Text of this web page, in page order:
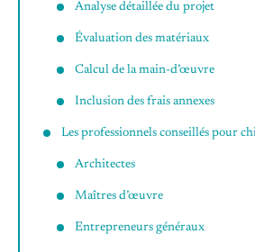
Analyse détaillée du projet
Évaluation des matériaux
Calcul de la main-d’œuvre
Inclusion des frais annexes
Les professionnels conseillés pour
Architectes
Maîtres d’œuvre
Entrepreneurs généraux